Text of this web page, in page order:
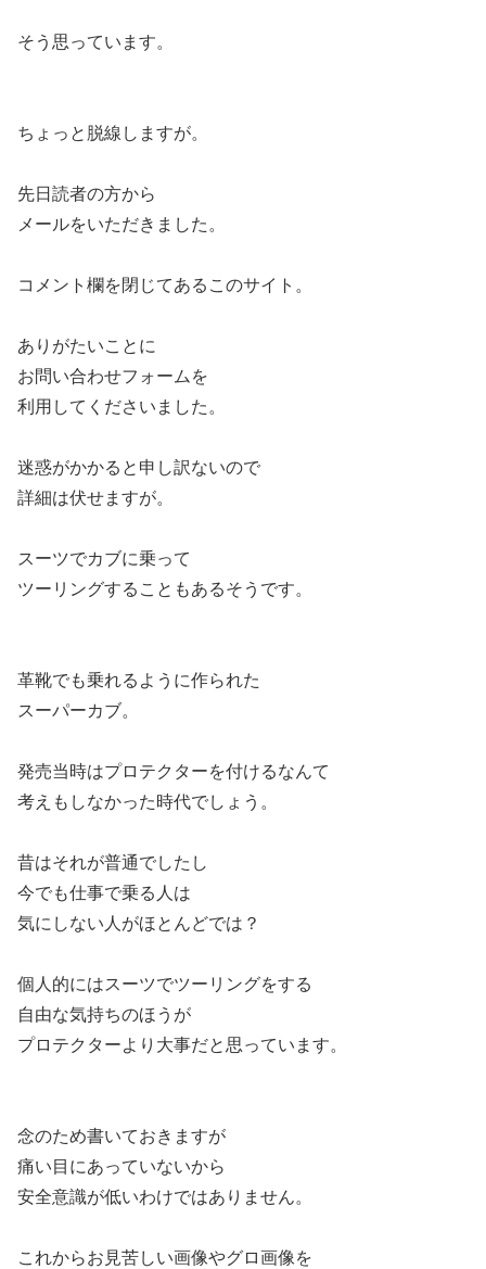
そう思っています。
ちょっと脱線しますが。
先日読者の方から
メールをいただきました。
コメント欄を閉じてあるこのサイト。
ありがたいことに
お問い合わせフォームを
利用してくださいました。
迷惑がかかると申し訳ないので
詳細は伏せますが。
スーツでカブに乗って
ツーリングすることもあるそうです。
革靴でも乗れるように作られた
スーパーカブ。
発売当時はプロテクターを付けるなんて
考えもしなかった時代でしょう。
昔はそれが普通でしたし
今でも仕事で乗る人は
気にしない人がほとんどでは？
個人的にはスーツでツーリングをする
自由な気持ちのほうが
プロテクターより大事だと思っています。
念のため書いておきますが
痛い目にあっていないから
安全意識が低いわけではありません。
これからお見苦しい画像やグロ画像を